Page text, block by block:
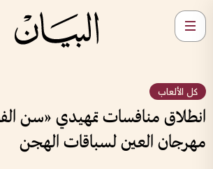
كل الألعاب
انطلاق منافسات تمهيدي «سن
مهرجان العين لسباقات الهجن